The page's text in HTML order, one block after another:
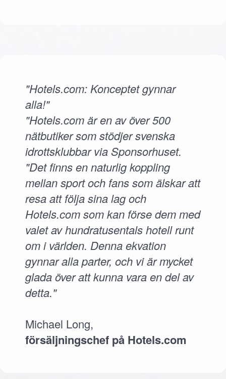
"Hotels.com: Konceptet gynnar
alla!"
"Hotels.com är en av över 500
nätbutiker som stödjer svenska
idrottsklubbar via Sponsorhuset.
"Det finns en naturlig koppling
mellan sport och fans som älskar att
resa att följa sina lag och
Hotels.com som kan förse dem med
valet av hundratusentals hotell runt
om i världen. Denna ekvation
gynnar alla parter, och vi är mycket
glada över att kunna vara en del av
detta."
Michael Long,
försäljningschef på Hotels.com